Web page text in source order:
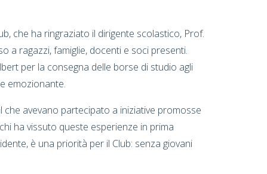
che ha ringraziato il dirigente scolastico, Prof.
a ragazzi, famiglie, docenti e soci presenti.
per la consegna delle borse di studio agli
emozionante.
che avevano partecipato a iniziative promosse
ha vissuto queste esperienze in prima
è una priorità per il Club: senza giovani